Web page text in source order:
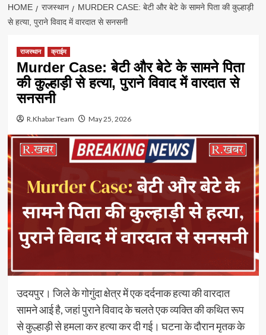
HOME राजस्थान
MURDER CASE: बेटी और बेटे के सामने पिता की कुल्हाड़ी
से हत्या, पुराने विवाद में वारदात से सनसनी
राजस्थान क्राईम
Murder Case: बेटी और बेटे के सामने पिता
की कुल्हाड़ी से हत्या, पुराने विवाद में वारदात से
सनसनी
R.Khabar Team May 25, 2026
उदयपुर। जिले के गोगुंदा क्षेत्र में एक दर्दनाक हत्या की वारदात
सामने आई है, जहां पुराने विवाद के चलते एक व्यक्ति की कथित रूप
से कुल्हाड़ी से हमला कर हत्या कर दी गई। घटना के दौरान मृतक के